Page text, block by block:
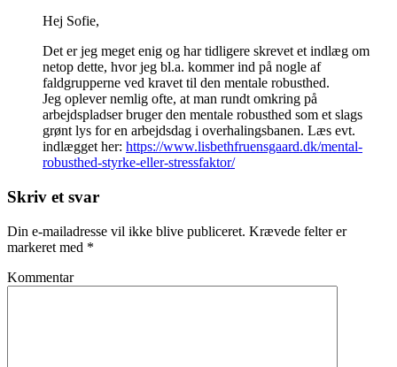
Hej Sofie,
Det er jeg meget enig og har tidligere skrevet et indlæg om
netop dette, hvor jeg bl.a. kommer ind på nogle af
faldgrupperne ved kravet til den mentale robusthed.
Jeg oplever nemlig ofte, at man rundt omkring på
arbejdspladser bruger den mentale robusthed som et slags
grønt lys for en arbejdsdag i overhalingsbanen. Læs evt.
indlægget her: https://www.lisbethfruensgaard.dk/mental-
robusthed-styrke-eller-stressfaktor/
Skriv et svar
Din e-mailadresse vil ikke blive publiceret. Krævede felter er
markeret med *
Kommentar